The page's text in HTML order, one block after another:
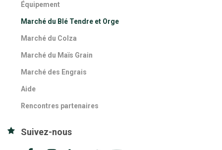
Équipement
Marché du Blé Tendre et Orge
Marché du Colza
Marché du Maïs Grain
Marché des Engrais
Aide
Rencontres partenaires
Suivez-nous